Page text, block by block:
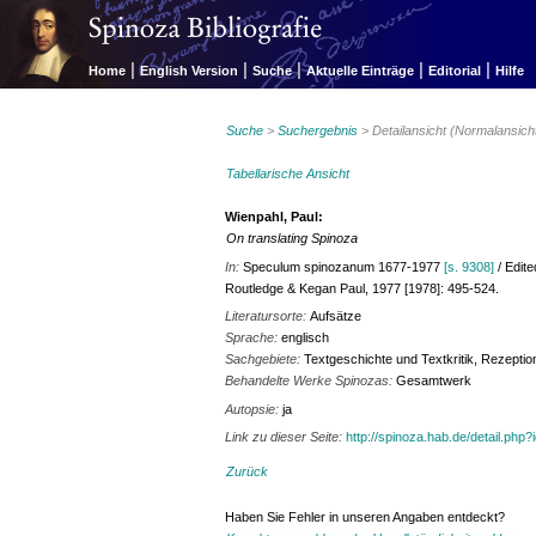
Home | English Version | Suche | Aktuelle Einträge | Editorial | Hilfe
Suche >Suchergebnis > Detailansicht
Tabellarische Ansicht
Wienpahl, Paul:
On translating Spinoza
In:Speculum spinozanum 1677-1977[s. 9308] /
Routledge & Kegan Paul, 1977 [1978]: 495-524.
Literatursorte:Aufsätze
Sprache:englisch
Sachgebiete:Textgeschichte und Textkritik,
Behandelte Werke Spinozas:Gesamtwerk
Autopsie:ja
Link zu dieser Seite:http://spinoza.hab.de/
Zurück
Haben Sie Fehler in unseren Angaben entdeckt?